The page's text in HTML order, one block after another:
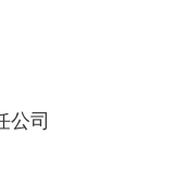
公司